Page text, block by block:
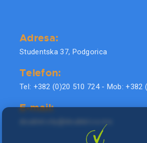
Adresa:
Studentska 37, Podgorica
Telefon:
Tel: +382 (0)20 510 724 - Mob: +382
E-mail: